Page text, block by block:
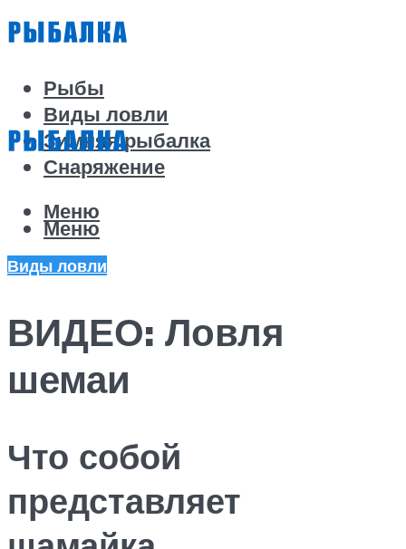
Рыбы
Виды ловли
Зимняя рыбалка
Снаряжение
Меню
Меню
Виды ловли
ВИДЕО: Ловля
шемаи
Что собой
представляет